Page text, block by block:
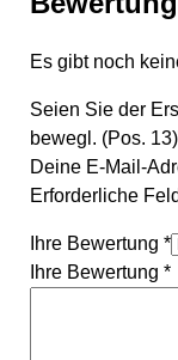
Es gibt noch
Seien Sie der
bewegl. (Pos.
Deine E-Mail-
Erforderliche
Ihre Bewertung *
Ihre Bewertung *